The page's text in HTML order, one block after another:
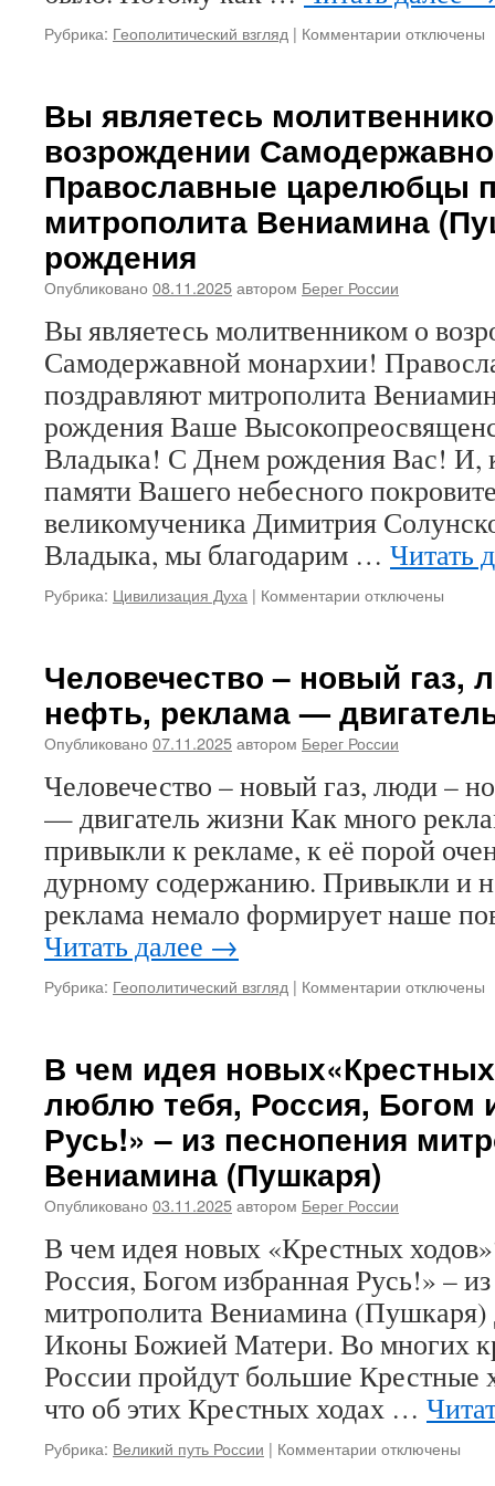
подоплёке
отстранения
митрополита
(Сиротенко)
Рубрика: Геополитический взгляд | Комментарии к
Америки
может
взорвать
патриотов
Евразии
отключены
Вы являетесь
возрождении
Православные царелюбцы
митрополита Вениамина
рождения
Опубликовано 08.11.2025автором Берег России
Вы являетесь молитвенником о
Самодержавной монархии!
поздравляют митрополита
рождения Ваше
Владыка! С Днем рождения Вас! И,
памяти Вашего небесного
великомученика Димитрия
Владыка, мы благодарим … Читать
Рубрика: Цивилизация Духа | Комментарии к
являетесь
молитвенником
о
возрождении
Самодержавной
Православные
царелюбцы
поздравляют
митрополита
Вениамина
с
отключены
Человечество – новый газ,
нефть, реклама —
Опубликовано 07.11.2025автором Берег России
Человечество – новый газ, люди –
— двигатель жизни Как много
привыкли к рекламе, к её порой
дурному содержанию. Привыкли и
реклама немало формирует наше
Читать далее →
Рубрика: Геополитический взгляд | Комментарии к
новый
газ,
люди
–
двигатель
жизни
отключены
В чем идея
люблю тебя, Россия, Богом
Русь!» – из песнопения
Вениамина (Пушкаря)
Опубликовано 03.11.2025автором Берег России
В чем идея новых «Крестных
Россия, Богом избранная Русь!» –
митрополита Вениамина (Пушкаря)
Иконы Божией Матери. Во многих
России пройдут большие Крестные
что об этих Крестных ходах …
Рубрика: Великий путь России | Комментарии котключены